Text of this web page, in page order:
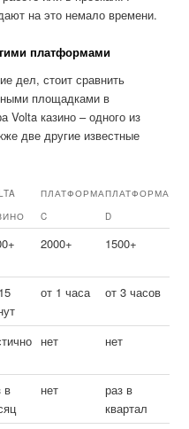
на это немало времени.
платформами
дел, стоит сравнить
площадками в
Volta казино – одного из
две другие известные
ПЛАТФОРМА
C
ПЛАТФОРМА
D
2000+ 1500+
от 1 часа от 3 часов
нет нет
в
нет
раз в
квартал